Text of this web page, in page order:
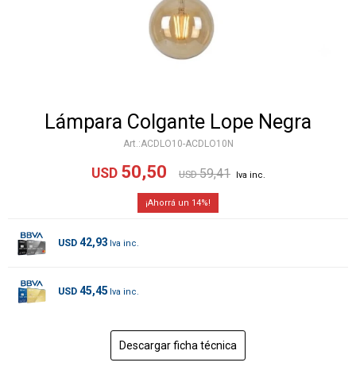
Lámpara Colgante Lope Negra
ACDLO10-ACDLO10N
USD 50,50 USD 59,41
14
USD 42,93
USD 45,45
Descargar ficha técnica